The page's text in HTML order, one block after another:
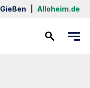
Gießen Alloheim.de